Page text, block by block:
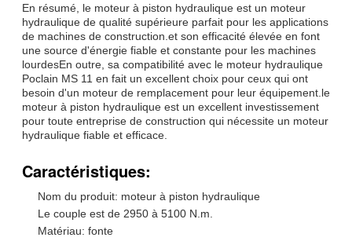
En résumé, le moteur à piston hydraulique est un moteur
hydraulique de qualité supérieure parfait pour les applications
de machines de construction.et son efficacité élevée en font
une source d'énergie fiable et constante pour les machines
lourdesEn outre, sa compatibilité avec le moteur hydraulique
Poclain MS 11 en fait un excellent choix pour ceux qui ont
besoin d'un moteur de remplacement pour leur équipement.le
moteur à piston hydraulique est un excellent investissement
pour toute entreprise de construction qui nécessite un moteur
hydraulique fiable et efficace.
Caractéristiques:
Nom du produit: moteur à piston hydraulique
Le couple est de 2950 à 5100 N.m.
Matériau: fonte